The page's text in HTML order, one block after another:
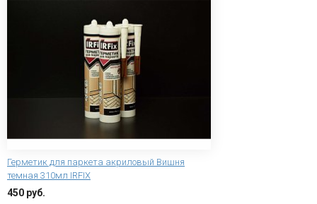
Герметик для паркета акриловый Вишня
темная 310мл IRFIX
450 руб.